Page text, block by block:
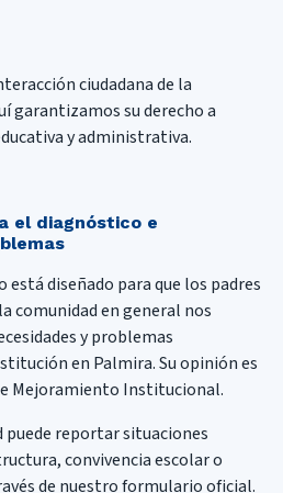
ciudadana de la
garantizamos su derecho a
y administrativa.
el diagnóstico e
está diseñado para que los padres
comunidad en general nos
y problemas
en Palmira. Su opinión es
Mejoramiento Institucional.
puede reportar situaciones
convivencia escolar o
de nuestro formulario oficial.